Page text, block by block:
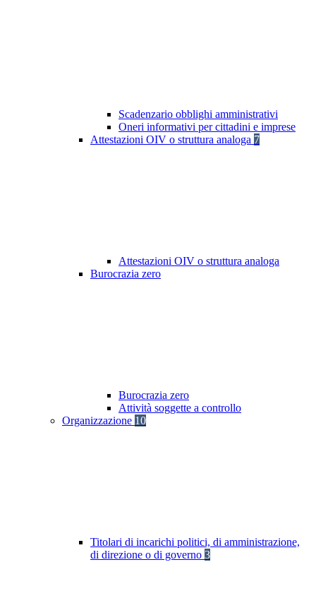
Scadenzario obblighi amministrativi
Oneri informativi per cittadini e imprese
Attestazioni OIV o struttura analoga 7
Attestazioni OIV o struttura analoga
Burocrazia zero
Burocrazia zero
Attività soggette a controllo
Organizzazione 10
Titolari di incarichi politici, di amministrazione,
di direzione o di governo 3